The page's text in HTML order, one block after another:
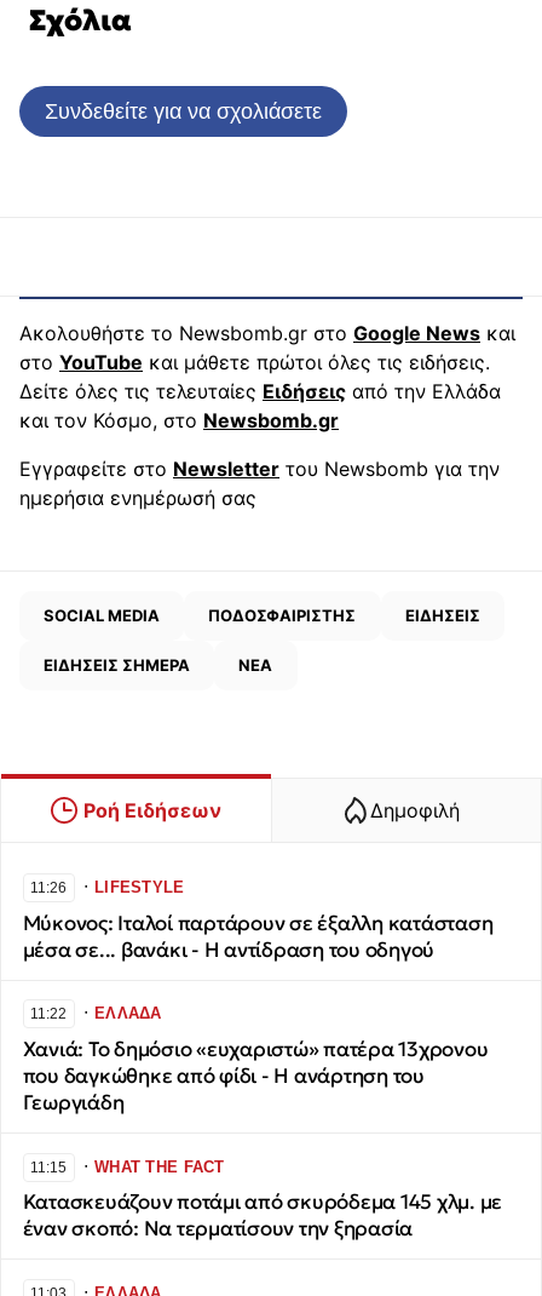
Σχόλια
Συνδεθείτε για να σχολιάσετε
Ακολουθήστε το Newsbomb.gr στο Google News και
στο YouTube και μάθετε πρώτοι όλες τις ειδήσεις.
Δείτε όλες τις τελευταίες Ειδήσεις από την Ελλάδα
και τον Κόσμο, στο Newsbomb.gr
Εγγραφείτε στο Newsletter του Newsbomb για την
ημερήσια ενημέρωσή σας
SOCIAL MEDIA ΠΟΔΟΣΦΑΙΡΙΣΤΗΣ ΕΙΔΗΣΕΙΣ
ΕΙΔΗΣΕΙΣ ΣΗΜΕΡΑ ΝΕΑ
Ροή Ειδήσεων Δημοφιλή
11:26 ∙LIFESTYLE
Μύκονος: Ιταλοί παρτάρουν σε έξαλλη κατάσταση
μέσα σε... βανάκι - Η αντίδραση του οδηγού
11:22 ∙ΕΛΛΑΔΑ
Χανιά: Το δημόσιο «ευχαριστώ» πατέρα 13χρονου
που δαγκώθηκε από φίδι - Η ανάρτηση του
Γεωργιάδη
11:15 ∙WHAT THE FACT
Κατασκευάζουν ποτάμι από σκυρόδεμα 145 χλμ. με
έναν σκοπό: Να τερματίσουν την ξηρασία
∙